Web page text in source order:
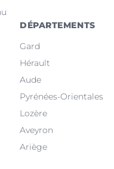
DÉPARTEMENTS
Gard
Hérault
Aude
Pyrénées-Orientales
Lozère
Aveyron
Ariège